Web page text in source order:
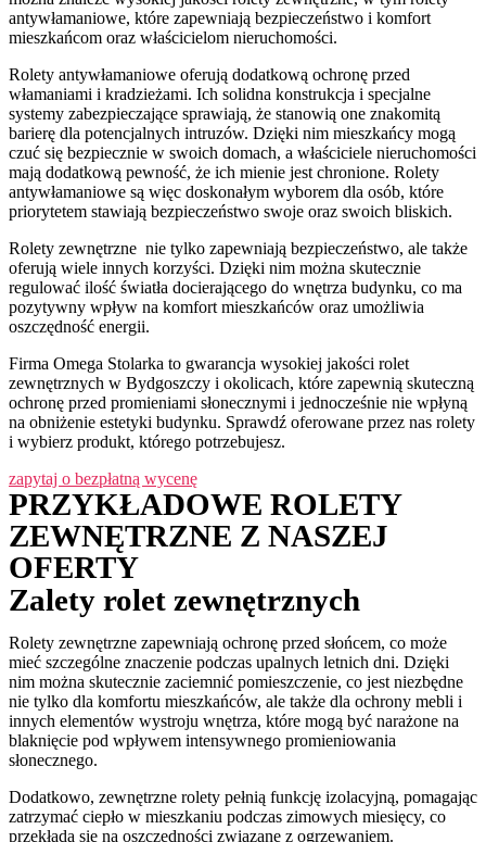
antywłamaniowe, które zapewniają bezpieczeństwo i komfort
mieszkańcom oraz właścicielom nieruchomości.
Rolety antywłamaniowe oferują dodatkową ochronę przed
włamaniami i kradzieżami. Ich solidna konstrukcja i specjalne
systemy zabezpieczające sprawiają, że stanowią one znakomitą
barierę dla potencjalnych intruzów. Dzięki nim mieszkańcy mogą
czuć się bezpiecznie w swoich domach, a właściciele nieruchomości
mają dodatkową pewność, że ich mienie jest chronione. Rolety
antywłamaniowe są więc doskonałym wyborem dla osób, które
priorytetem stawiają bezpieczeństwo swoje oraz swoich bliskich.
Rolety zewnętrzne nie tylko zapewniają bezpieczeństwo, ale także
oferują wiele innych korzyści. Dzięki nim można skutecznie
regulować ilość światła docierającego do wnętrza budynku, co ma
pozytywny wpływ na komfort mieszkańców oraz umożliwia
oszczędność energii.
Firma Omega Stolarka to gwarancja wysokiej jakości rolet
zewnętrznych w Bydgoszczy i okolicach, które zapewnią skuteczną
ochronę przed promieniami słonecznymi i jednocześnie nie wpłyną
na obniżenie estetyki budynku. Sprawdź oferowane przez nas rolety
i wybierz produkt, którego potrzebujesz.
zapytaj o bezpłatną wycenę
PRZYKŁADOWE ROLETY
ZEWNĘTRZNE Z NASZEJ
OFERTY
Zalety rolet zewnętrznych
Rolety zewnętrzne zapewniają ochronę przed słońcem, co może
mieć szczególne znaczenie podczas upalnych letnich dni. Dzięki
nim można skutecznie zaciemnić pomieszczenie, co jest niezbędne
nie tylko dla komfortu mieszkańców, ale także dla ochrony mebli i
innych elementów wystroju wnętrza, które mogą być narażone na
blaknięcie pod wpływem intensywnego promieniowania
słonecznego.
Dodatkowo, zewnętrzne rolety pełnią funkcję izolacyjną, pomagając
zatrzymać ciepło w mieszkaniu podczas zimowych miesięcy, co
przekłada się na oszczędności związane z ogrzewaniem.